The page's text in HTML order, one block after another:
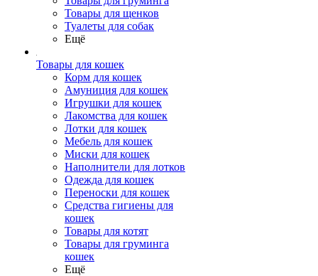
Товары для щенков
Туалеты для собак
Ещё
Товары для кошек
Корм для кошек
Амуниция для кошек
Игрушки для кошек
Лакомства для кошек
Лотки для кошек
Мебель для кошек
Миски для кошек
Наполнители для лотков
Одежда для кошек
Переноски для кошек
Средства гигиены для
кошек
Товары для котят
Товары для груминга
кошек
Ещё